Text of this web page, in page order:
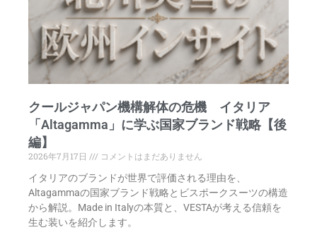
クールジャパン機構解体の危機 イタリア
「Altagamma」に学ぶ国家ブランド戦略【後
編】
2026年7月17日
コメントはまだありません
イタリアのブランドが世界で評価される理由を、
Altagammaの国家ブランド戦略とビスポークスーツの構造
から解説。Made in Italyの本質と、VESTAが考える信頼を
生む装いを紹介します。